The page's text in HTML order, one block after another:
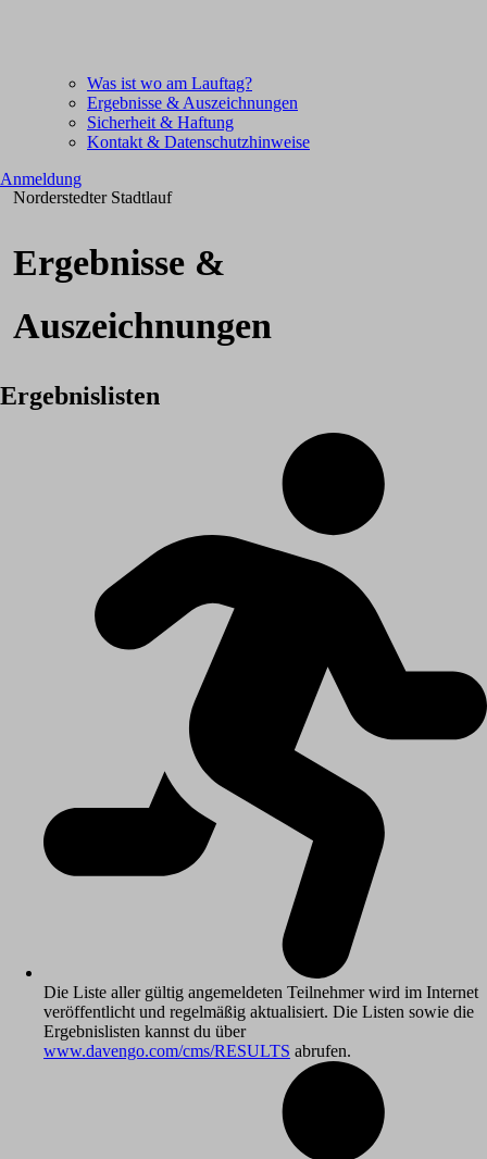
Was ist wo am Lauftag?
Ergebnisse & Auszeichnungen
Sicherheit & Haftung
Kontakt & Datenschutzhinweise
Anmeldung
Norderstedter Stadtlauf
Ergebnisse &
Auszeichnungen
Ergebnislisten
Die Liste aller gültig angemeldeten Teilnehmer wird im Internet
veröffentlicht und regelmäßig aktualisiert. Die Listen sowie die
Ergebnislisten kannst du über
www.davengo.com/cms/RESULTS abrufen.